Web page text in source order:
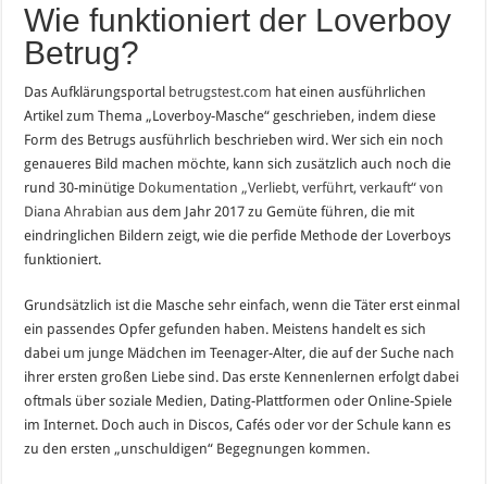
Wie funktioniert der Loverboy
Betrug?
Das Aufklärungsportal betrugstest.com hat einen ausführlichen
Artikel zum Thema „Loverboy-Masche“ geschrieben, indem diese
Form des Betrugs ausführlich beschrieben wird. Wer sich ein noch
genaueres Bild machen möchte, kann sich zusätzlich auch noch die
rund 30-minütige Dokumentation „Verliebt, verführt, verkauft“ von
Diana Ahrabian aus dem Jahr 2017 zu Gemüte führen, die mit
eindringlichen Bildern zeigt, wie die perfide Methode der Loverboys
funktioniert.
Grundsätzlich ist die Masche sehr einfach, wenn die Täter erst einmal
ein passendes Opfer gefunden haben. Meistens handelt es sich
dabei um junge Mädchen im Teenager-Alter, die auf der Suche nach
ihrer ersten großen Liebe sind. Das erste Kennenlernen erfolgt dabei
oftmals über soziale Medien, Dating-Plattformen oder Online-Spiele
im Internet. Doch auch in Discos, Cafés oder vor der Schule kann es
zu den ersten „unschuldigen“ Begegnungen kommen.